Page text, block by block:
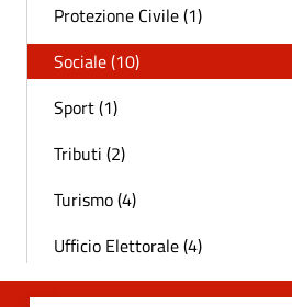
Protezione Civile (1)
Sociale (10)
Sport (1)
Tributi (2)
Turismo (4)
Ufficio Elettorale (4)